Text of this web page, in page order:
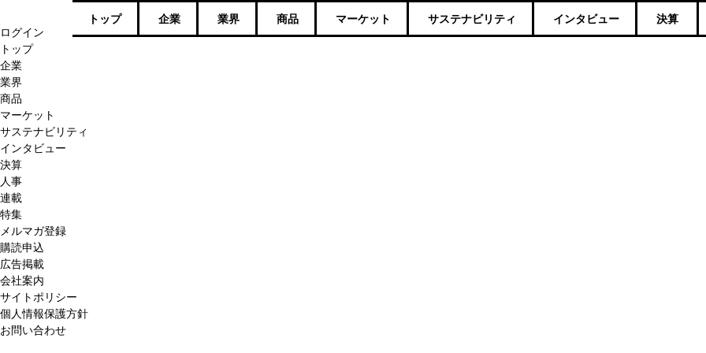
ログイン
トップ
企業
業界
商品
マーケット
サステナビリティ
インタビュー
決算
人事
連載
特集
メルマガ登録
購読申込
広告掲載
会社案内
サイトポリシー
個人情報保護方針
お問い合わせ
トップ 企業 業界 商品 マーケット サステナビリティ インタビュー 決算